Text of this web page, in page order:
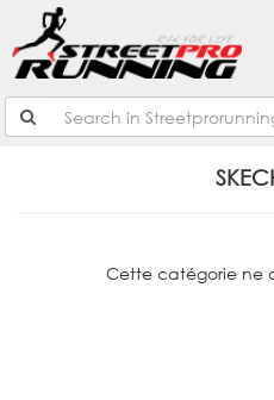
Cette catégorie ne